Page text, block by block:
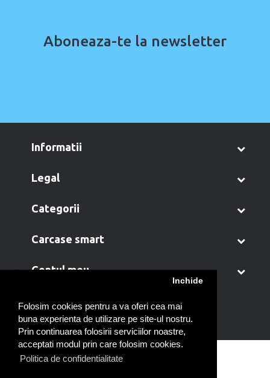
Folosim cookies pentru a va oferi cea mai
buna experienta de utilizare pe site-ul nostru.
Prin continuarea folosirii serviciilor noastre,
acceptati modul prin care folosim cookies.
Politica de confidentialitate
Inchide
Aboneaza-te la newsletter
informatii
legal
categorii
carcase smart
contul meu